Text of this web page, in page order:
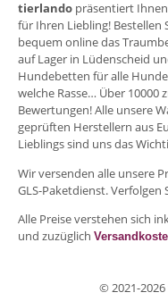
tierlando präsentiert
für Ihren Liebling! Bestellen
bequem online das
auf Lager in Lüdenscheid
Hundebetten für alle Hunde
welche Rasse… Über 10000
Bewertungen! Alle unsere
geprüften Herstellern aus
Lieblings sind uns das
Wir versenden alle unsere
GLS-Paketdienst. Verfolgen
Alle Preise verstehen sich
und zuzüglich
© 2021-